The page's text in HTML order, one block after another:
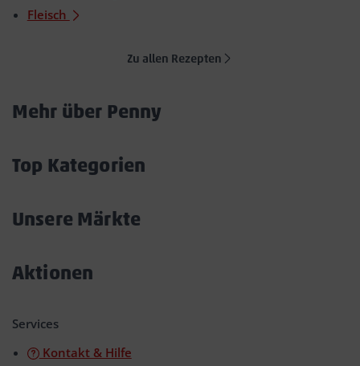
Fleisch
Zu allen Rezepten
Mehr über Penny
Top Kategorien
Unsere Märkte
Aktionen
Services
Kontakt & Hilfe